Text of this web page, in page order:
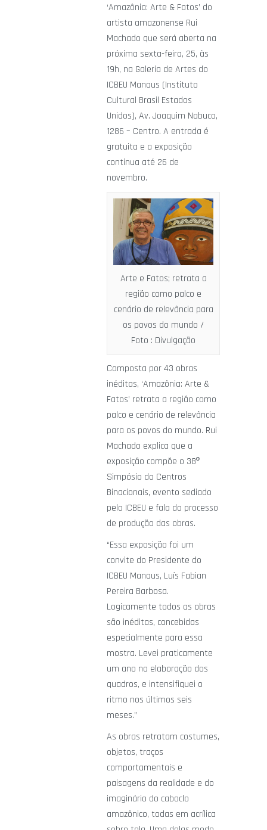
‘Amazônia: Arte & Fatos’ do
artista amazonense Rui
Machado que será aberta na
próxima sexta-feira, 25, às
19h, na Galeria de Artes do
ICBEU Manaus (Instituto
Cultural Brasil Estados
Unidos), Av. Joaquim Nabuco,
1286 – Centro. A entrada é
gratuita e a exposição
continua até 26 de
novembro.
Arte e Fatos; retrata a
região como palco e
cenário de relevância para
os povos do mundo /
Foto : Divulgação
Composta por 43 obras
inéditas, ‘Amazônia: Arte &
Fatos’ retrata a região como
palco e cenário de relevância
para os povos do mundo. Rui
Machado explica que a
exposição compõe o 38º
Simpósio do Centros
Binacionais, evento sediado
pelo ICBEU e fala do processo
de produção das obras.
“Essa exposição foi um
convite do Presidente do
ICBEU Manaus, Luís Fabian
Pereira Barbosa.
Logicamente todos as obras
são inéditas, concebidas
especialmente para essa
mostra. Levei praticamente
um ano na elaboração dos
quadros, e intensifiquei o
ritmo nos últimos seis
meses.”
As obras retratam costumes,
objetos, traços
comportamentais e
paisagens da realidade e do
imaginário do caboclo
amazônico, todas em acrílica